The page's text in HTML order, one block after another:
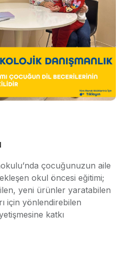
çocuğunuzun aile
okul öncesi eğitimi;
yeni ürünler yaratabilen
için yönlendirebilen
katkı